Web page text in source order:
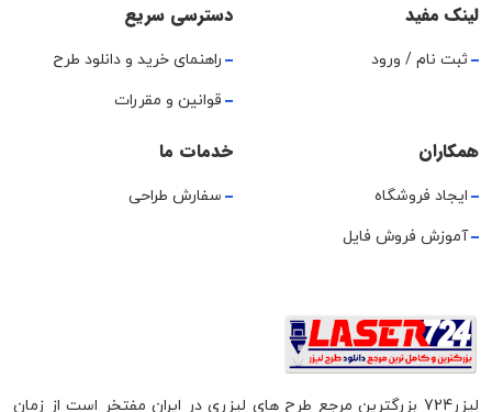
لینک مفید
ثبت نام / ورود
دسترسی سریع
راهنمای خرید و دانلود طرح
قوانین و مقررات
همکاران
ایجاد فروشگاه
آموزش فروش فایل
خدمات ما
سفارش طراحی
لیزر724 بزرگترین مرجع طرح های لیزری در ایران مفتخر است از زمان